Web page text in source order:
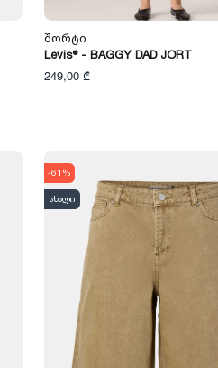
Შორტი
Levis® - BAGGY DAD JORT
249,00 ₾
-61%
ახალი